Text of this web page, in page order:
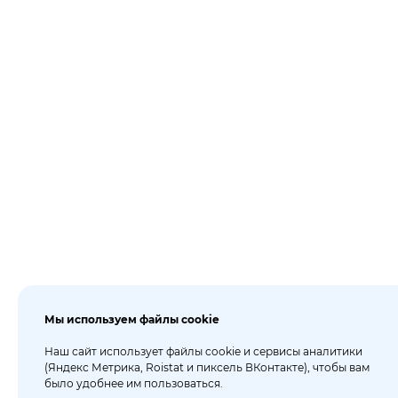
Мы используем файлы cookie
Наш сайт использует файлы cookie и сервисы аналитики
(Яндекс Метрика, Roistat и пиксель ВКонтакте), чтобы вам
было удобнее им пользоваться.